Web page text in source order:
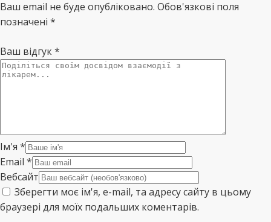
Ваш email не буде опубліковано. Обов'язкові поля
позначені *
Ваш відгук*
Ім'я *
Email *
Вебсайт
Зберегти моє ім'я, e-mail, та адресу сайту в цьому
браузері для моїх подальших коментарів.